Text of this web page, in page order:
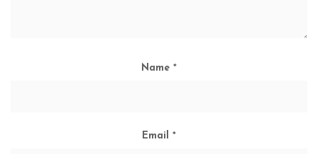
Name *
Email *